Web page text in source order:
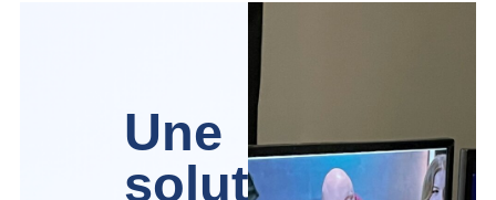
Une
solution